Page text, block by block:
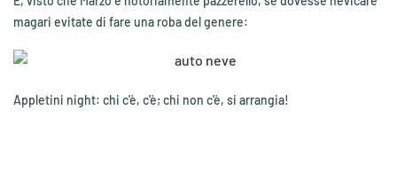
magari evitate di fare una roba del genere:
Appletini night: chi c'è, c'è; chi non c'è, si arrangia!